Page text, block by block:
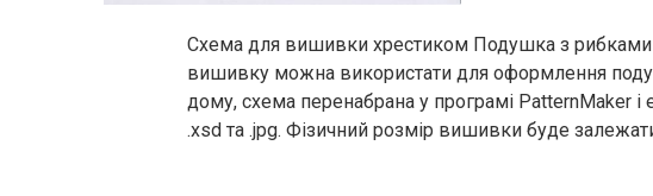
Схема для вишивки хрестиком Подушка з рибками
вишивку можна використати для оформлення
дому, схема перенабрана у програмі PatternMaker і
.xsd та .jpg. Фізичний розмір вишивки буде